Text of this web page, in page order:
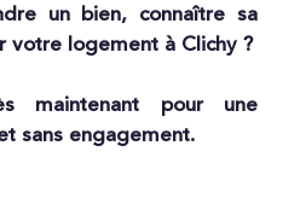
un bien, connaître sa
votre logement à Clichy ?
maintenant pour une
sans engagement.